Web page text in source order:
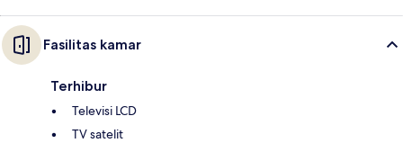
Fasilitas kamar
Terhibur
Televisi LCD
TV satelit